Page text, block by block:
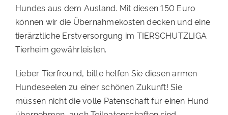
Hundes aus dem Ausland. Mit diesen 150 Euro
können wir die Übernahmekosten decken und eine
tierärztliche Erstversorgung im TIERSCHUTZLIGA
Tierheim gewährleisten.
Lieber Tierfreund, bitte helfen Sie diesen armen
Hundeseelen zu einer schönen Zukunft! Sie
müssen nicht die volle Patenschaft für einen Hund